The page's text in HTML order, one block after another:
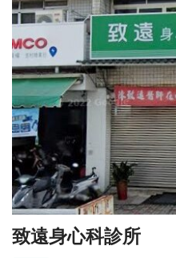
致遠身心科診所